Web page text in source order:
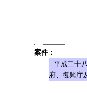
案件：
平成二十
府、復興庁